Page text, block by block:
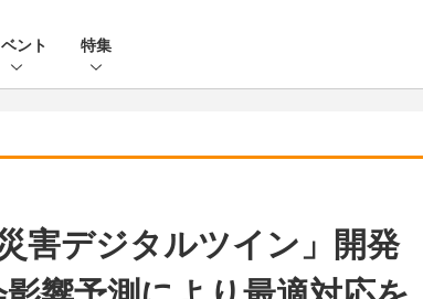
ント 特集
害デジタルツイン」開発